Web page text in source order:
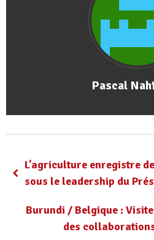
Pascal
L’agriculture enregistre
sous le leadership du
Burundi / Belgique :
des